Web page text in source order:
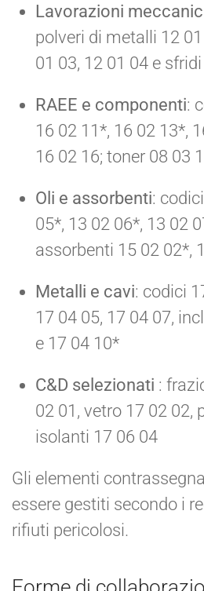
Lavorazioni
polveri di metalli 12
01 03, 12 01 04 e
RAEE e componenti:
16 02 11*, 16 02 13*,
16 02 16; toner 08 03
Oli e assorbenti:
05*, 13 02 06*, 13 02
assorbenti 15 02 02*,
Metalli e cavi: codici
17 04 05, 17 04 07,
e 17 04 10*
C&D selezionati :
02 01, vetro 17 02 02,
isolanti 17 06 04
Gli elementi
essere gestiti secondo i
rifiuti pericolosi.